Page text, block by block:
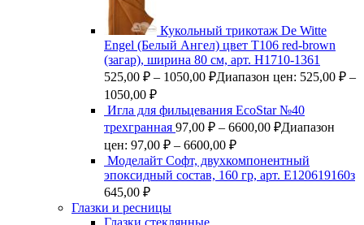
Кукольный трикотаж De Witte
Engel (Белый Ангел) цвет Т106 red-brown
(загар), ширина 80 см, арт. Н1710-1361
525,00 ₽ – 1050,00 ₽Диапазон цен: 525,00 ₽ –
1050,00 ₽
Игла для фильцевания EcoStar №40
трехгранная 97,00 ₽ – 6600,00 ₽Диапазон
цен: 97,00 ₽ – 6600,00 ₽
Моделайт Софт, двухкомпонентный
эпоксидный состав, 160 гр, арт. Е120619160з
645,00 ₽
Глазки и ресницы
Глазки стеклянные